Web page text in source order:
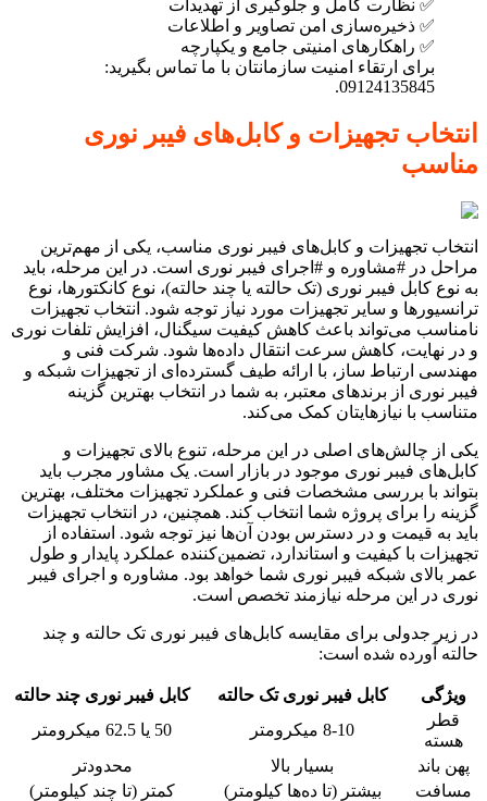
✅ نظارت کامل و جلوگیری از تهدیدات
✅ ذخیره‌سازی امن تصاویر و اطلاعات
✅ راهکارهای امنیتی جامع و یکپارچه
برای ارتقاء امنیت سازمانتان با ما تماس بگیرید:
09124135845.
انتخاب تجهیزات و کابل‌های فیبر نوری
مناسب
انتخاب تجهیزات و کابل‌های فیبر نوری مناسب، یکی از مهم‌ترین
مراحل در #مشاوره و #اجرای فیبر نوری است. در این مرحله، باید
به نوع کابل فیبر نوری (تک حالته یا چند حالته)، نوع کانکتورها، نوع
ترانسیورها و سایر تجهیزات مورد نیاز توجه شود. انتخاب تجهیزات
نامناسب می‌تواند باعث کاهش کیفیت سیگنال، افزایش تلفات نوری
و در نهایت، کاهش سرعت انتقال داده‌ها شود. شرکت فنی و
مهندسی ارتباط ساز، با ارائه طیف گسترده‌ای از تجهیزات شبکه و
فیبر نوری از برندهای معتبر، به شما در انتخاب بهترین گزینه
متناسب با نیازهایتان کمک می‌کند.
یکی از چالش‌های اصلی در این مرحله، تنوع بالای تجهیزات و
کابل‌های فیبر نوری موجود در بازار است. یک مشاور مجرب باید
بتواند با بررسی مشخصات فنی و عملکرد تجهیزات مختلف، بهترین
گزینه را برای پروژه شما انتخاب کند. همچنین، در انتخاب تجهیزات
باید به قیمت و در دسترس بودن آن‌ها نیز توجه شود. استفاده از
تجهیزات با کیفیت و استاندارد، تضمین‌کننده عملکرد پایدار و طول
عمر بالای شبکه فیبر نوری شما خواهد بود. مشاوره و اجرای فیبر
نوری در این مرحله نیازمند تخصص است.
در زیر جدولی برای مقایسه کابل‌های فیبر نوری تک حالته و چند
حالته آورده شده است:
ویژگی کابل فیبر نوری تک حالته
کابل فیبر نوری چند حالته
قطر
هسته
8-10 میکرومتر
50 یا 62.5 میکرومتر
پهن باند
بسیار بالا
محدودتر
مسافت
بیشتر (تا ده‌ها کیلومتر)
کمتر (تا چند کیلومتر)